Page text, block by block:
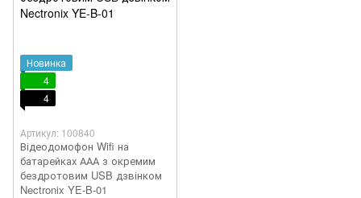
Новинка
4
4
Артикул: 100840
Відеодомофон Wifi на
батарейках ААА з окремим
бездротовим USB дзвінком
Nectronix YE-B-01